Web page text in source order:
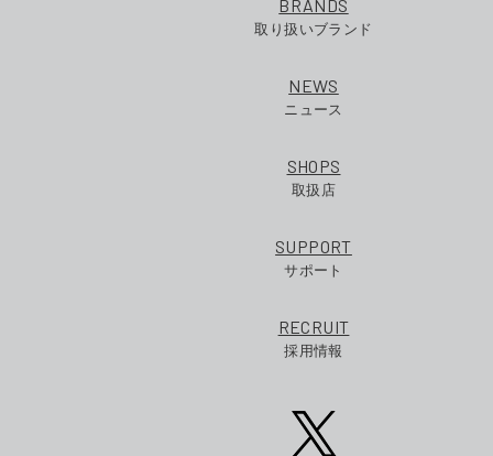
BRANDS
取り扱いブランド
NEWS
ニュース
SHOPS
取扱店
SUPPORT
サポート
RECRUIT
採用情報